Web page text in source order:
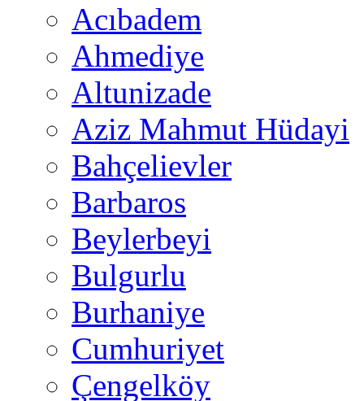
Acıbadem
Ahmediye
Altunizade
Aziz Mahmut Hüdayi
Bahçelievler
Barbaros
Beylerbeyi
Bulgurlu
Burhaniye
Cumhuriyet
Çengelköy